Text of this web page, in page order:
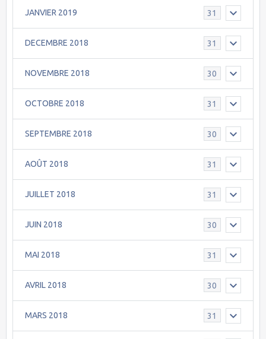
JANVIER 2019 31
DECEMBRE 2018 31
NOVEMBRE 2018 30
OCTOBRE 2018 31
SEPTEMBRE 2018 30
AOÛT 2018 31
JUILLET 2018 31
JUIN 2018 30
MAI 2018 31
AVRIL 2018 30
MARS 2018 31